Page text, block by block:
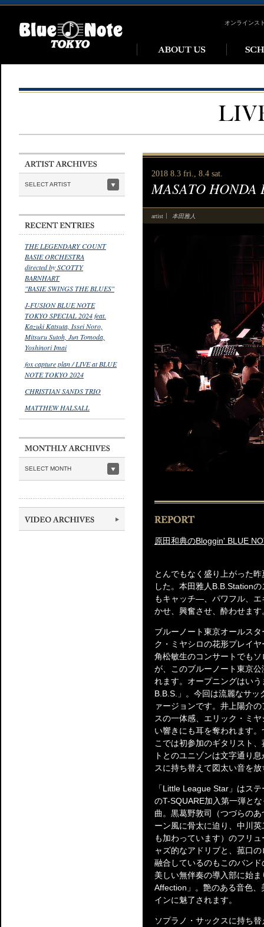
オンラインス
SELECT ARTIST
THE LEGENDARY COUNT
BASIE ORCHESTRA
directed by SCOTTY
BARNHART
"BASIE SWINGS THE BLUES"
J-FUSION BLUE NOTE
TOKYO SPECIAL 2024 feat.
Kazuki Katsuta, Issei Noro,
Mitsuru Sutoh, Jun Tomoda,
Yoshinori Imai
fox capture plan / LIVE at BLUE
NOTE TOKYO 2024
CHRISTIAN SANDS TRIO
MATTHEW HALSALL
SELECT MONTH
2018 8.3 fri., 8.4 sat.
MASATO HONDA
artist 本田雅人
原田和典のBloggin' BLUE
とんでもなく盛り上がった
した。本田雅人B.B.Station
もキャッチ―、パワフル、エ
かせ、興奮させ、酔わせます
ブルーノート東京オールス
ク・ミヤシロの花形プレイ
角松敏生のコンサートでも
が、このブルーノート東京
れます。オープニングはい
B.B.S.」。今回は流麗なサ
ァージョンです。井上陽介
スの一体感、エリック・ミ
い響きにも耳を奪われます
こでは初参加のギタリスト
トとのユニゾンは文字通り
スに持ち替えて図太い音を
「Little League Star」はス
のT-SQUARE加入第一弾と
曲。黒葛野敦司（つづらの
ーン風に骨太に迫り、中川
も加わっています）のフリ
ャズ的なアドリブと、菰口
融合しているのもこのバン
美しい無伴奏の導入部に始
Affection」。艶のある音色
インに魅了されます。
ソプラノ・サックスに持ち